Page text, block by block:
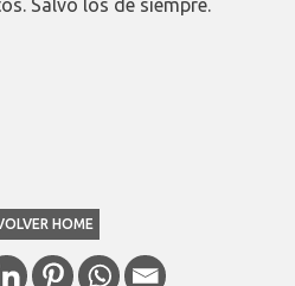
Salvo los de siempre.
HOME